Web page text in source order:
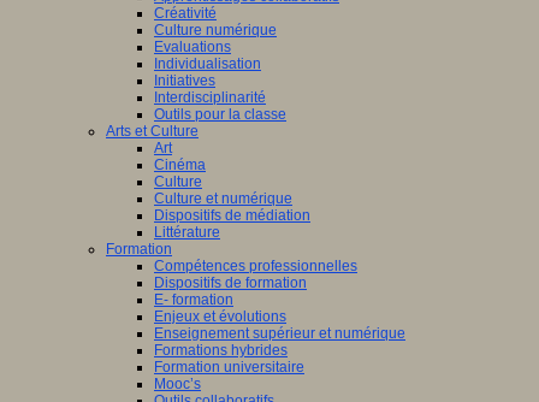
Créativité
Culture numérique
Evaluations
Individualisation
Initiatives
Interdisciplinarité
Outils pour la classe
Arts et Culture
Art
Cinéma
Culture
Culture et numérique
Dispositifs de médiation
Littérature
Formation
Compétences professionnelles
Dispositifs de formation
E- formation
Enjeux et évolutions
Enseignement supérieur et numérique
Formations hybrides
Formation universitaire
Mooc’s